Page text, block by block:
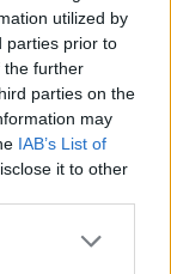
utilized by
parties prior to
the further
parties on the
may
IAB’s List of
it to other
more Google